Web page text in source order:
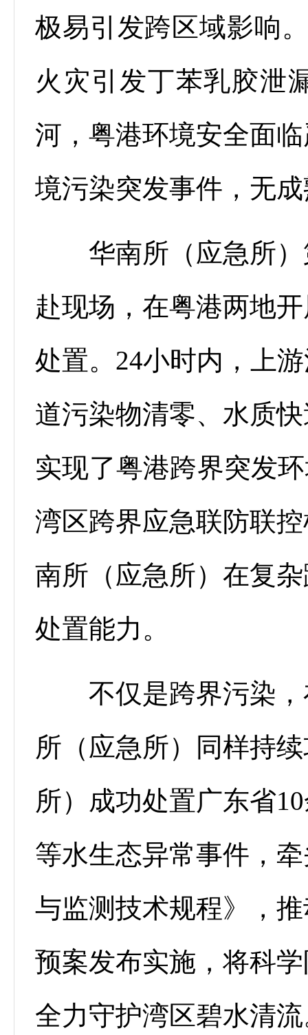
极易引发跨区域影响
火灾引发丁苯乳胶泄
河，粤港环境安全面
境污染突发事件，无
华南所（应急所）
赴现场，在粤港两地
处置。24小时内，上
道污染物清零、水质
实现了粤港跨界突发
湾区跨界应急联防联
南所（应急所）在复
处置能力。
不仅是跨界污染，
所（应急所）同样持
所）成功处置广东省
等水生态异常事件，
与监测技术规程》，
预案发布实施，将科
全力守护湾区碧水清